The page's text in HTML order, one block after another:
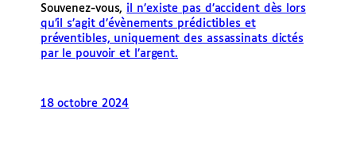
Souvenez-vous, il n’existe pas d’accident dès lors
qu’il s’agit d’évènements prédictibles et
préventibles, uniquement des assassinats dictés
par le pouvoir et l’argent.
18 octobre 2024